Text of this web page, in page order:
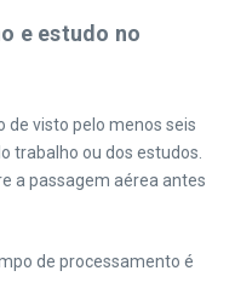
e estudo no
de visto pelo menos seis
trabalho ou dos estudos.
a passagem aérea antes
de processamento é